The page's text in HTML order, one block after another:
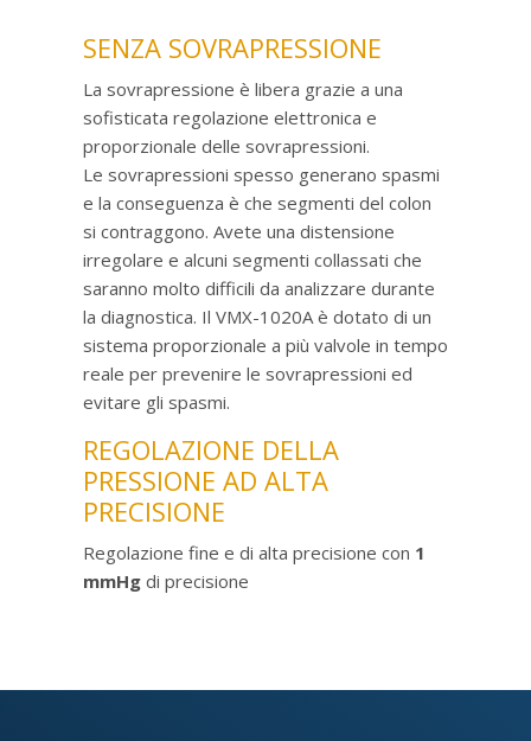
SENZA SOVRAPRESSIONE
La sovrapressione è libera grazie a una
sofisticata regolazione elettronica e
proporzionale delle sovrapressioni.
Le sovrapressioni spesso generano spasmi
e la conseguenza è che segmenti del colon
si contraggono. Avete una distensione
irregolare e alcuni segmenti collassati che
saranno molto difficili da analizzare durante
la diagnostica. Il VMX-1020A è dotato di un
sistema proporzionale a più valvole in tempo
reale per prevenire le sovrapressioni ed
evitare gli spasmi.
REGOLAZIONE DELLA
PRESSIONE AD ALTA
PRECISIONE
Regolazione fine e di alta precisione con 1
mmHgdi precisione